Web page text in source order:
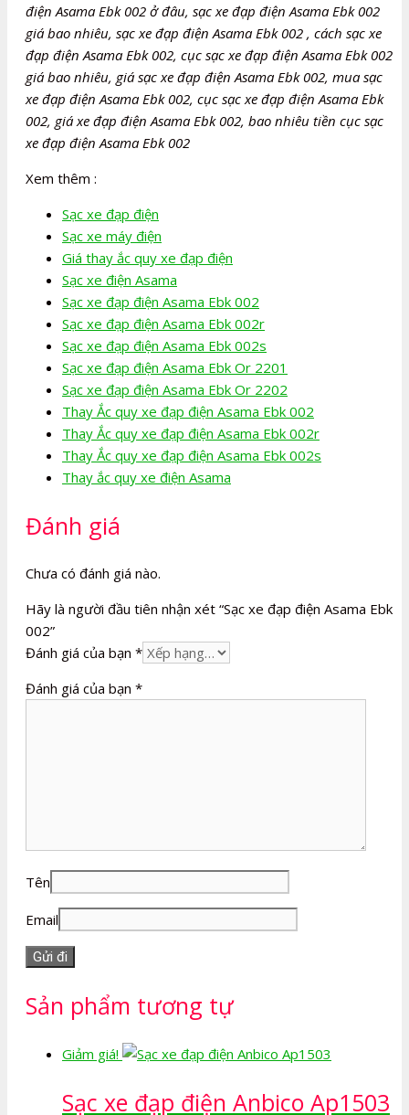
điện Asama Ebk 002 ở đâu, sạc xe đạp điện Asama Ebk 002
giá bao nhiêu, sạc xe đạp điện Asama Ebk 002 , cách sạc xe
đạp điện Asama Ebk 002, cục sạc xe đạp điện Asama Ebk 002
giá bao nhiêu, giá sạc xe đạp điện Asama Ebk 002, mua sạc
xe đạp điện Asama Ebk 002, cục sạc xe đạp điện Asama Ebk
002, giá xe đạp điện Asama Ebk 002, bao nhiêu tiền cục sạc
xe đạp điện Asama Ebk 002
Xem thêm :
Sạc xe đạp điện
Sạc xe máy điện
Giá thay ắc quy xe đạp điện
Sạc xe điện Asama
Sạc xe đạp điện Asama Ebk 002
Sạc xe đạp điện Asama Ebk 002r
Sạc xe đạp điện Asama Ebk 002s
Sạc xe đạp điện Asama Ebk Or 2201
Sạc xe đạp điện Asama Ebk Or 2202
Thay Ắc quy xe đạp điện Asama Ebk 002
Thay Ắc quy xe đạp điện Asama Ebk 002r
Thay Ắc quy xe đạp điện Asama Ebk 002s
Thay ắc quy xe điện Asama
Đánh giá
Chưa có đánh giá nào.
Hãy là người đầu tiên nhận xét “Sạc xe đạp điện Asama Ebk
002”
Đánh giá của bạn *
Đánh giá của bạn *
Tên
Email
Sản phẩm tương tự
Giảm giá!
Sạc xe đạp điện Anbico Ap1503